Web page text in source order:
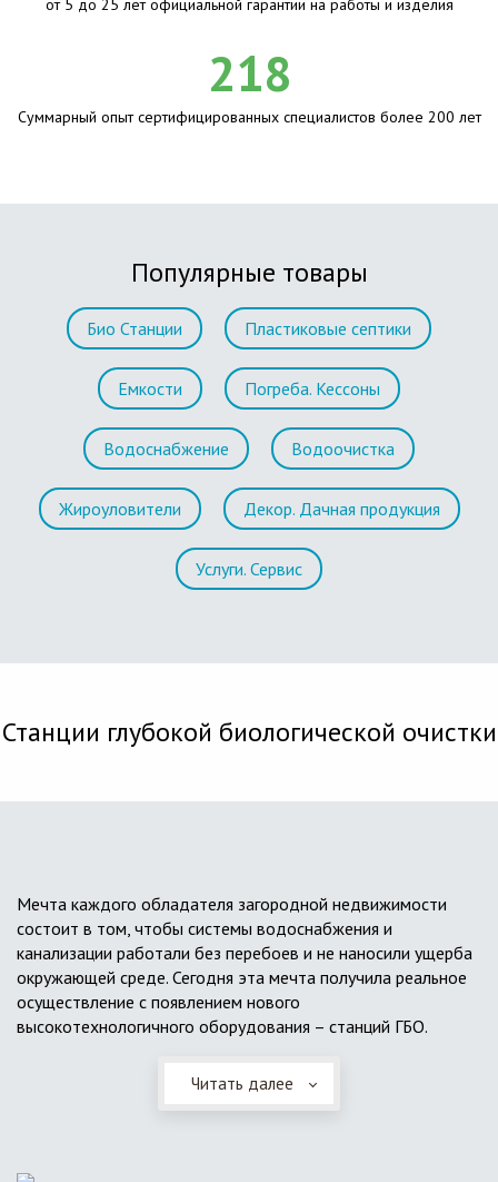
от 5 до 25 лет официальной гарантии на работы и изделия
218
Суммарный опыт сертифицированных специалистов более 200 лет
Популярные товары
Био Станции Пластиковые септики
Емкости Погреба. Кессоны
Водоснабжение Водоочистка
Жироуловители Декор. Дачная продукция
Услуги. Сервис
Станции глубокой биологической очистки
Мечта каждого обладателя загородной недвижимости
состоит в том, чтобы системы водоснабжения и
канализации работали без перебоев и не наносили ущерба
окружающей среде. Сегодня эта мечта получила реальное
осуществление с появлением нового
высокотехнологичного оборудования – станций ГБО.
Читать далее